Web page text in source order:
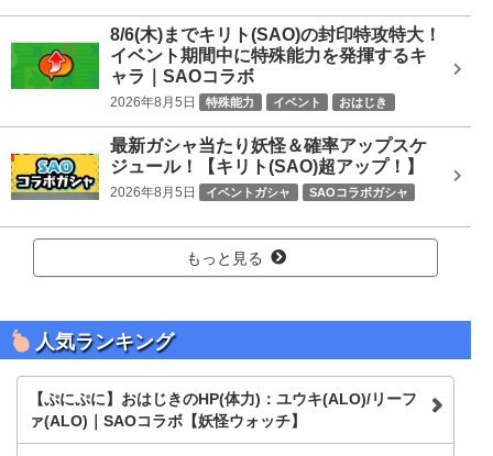
8/6(木)までキリト(SAO)の封印特攻特大！
イベント期間中に特殊能力を発揮するキ
ャラ｜SAOコラボ
2026年8月5日 特殊能力 イベント
おはじき
SAOコラボ
最新ガシャ当たり妖怪＆確率アップスケ
ジュール！【キリト(SAO)超アップ！】
2026年8月5日 イベントガシャ SAOコラボガシャ
もっと見る
人気ランキング
【ぷにぷに】おはじきのHP(体力)：ユウキ(ALO)/リーフ
ァ(ALO)｜SAOコラボ【妖怪ウォッチ】